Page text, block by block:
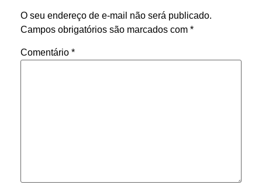
O seu endereço de e-mail não será publicado.
Campos obrigatórios são marcados com *
Comentário *